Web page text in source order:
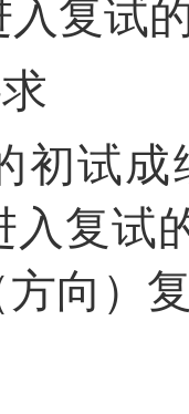
入复试
初试
入复试
向）